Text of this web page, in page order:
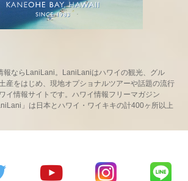
報ならLaniLani。LaniLaniはハワイの観光、グル
産をはじめ、現地オプショナルツアーや話題の流行
イ情報サイトです。ハワイ情報フリーマガジン
」は日本とハワイ・ワイキキの計400ヶ所以上